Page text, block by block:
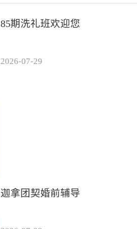
85期洗礼班欢迎您
2026-07-29
迦拿团契婚前辅导